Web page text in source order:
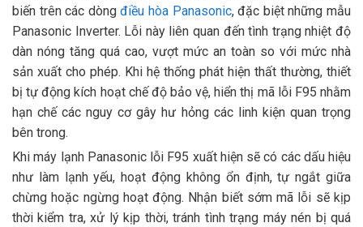
biến trên các dòngđiều hòa Panasonic, đặc biệt những mẫu
Panasonic Inverter. Lỗi này liên quan đến tình trạng nhiệt độ
dàn nóng tăng quá cao, vượt mức an toàn so với mức nhà
sản xuất cho phép. Khi hệ thống phát hiện thất thường, thiết
bị tự động kích hoạt chế độ bảo vệ, hiển thị mã lỗi F95 nhằm
hạn chế các nguy cơ gây hư hỏng các linh kiện quan trọng
bên trong.
Khi máy lạnh Panasonic lỗi F95 xuất hiện sẽ có các dấu hiệu
như làm lạnh yếu, hoạt động không ổn định, tự ngắt giữa
chừng hoặc ngừng hoạt động. Nhận biết sớm mã lỗi sẽ kịp
thời kiểm tra, xử lý kịp thời, tránh tình trạng máy nén bị quá